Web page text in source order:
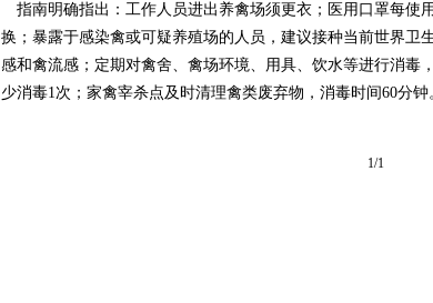
指南明确指出：工作人员进出养禽场须更衣；医用口罩每使
换；暴露于感染禽或可疑养殖场的人员，建议接种当前世界卫
感和禽流感；定期对禽舍、禽场环境、用具、饮水等进行消毒
少消毒1次；家禽宰杀点及时清理禽类废弃物，消毒时间60分钟
1/1